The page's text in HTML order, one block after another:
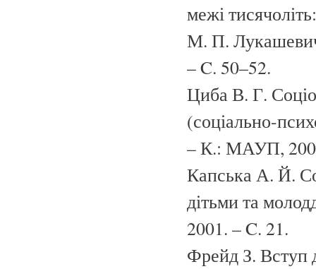
межі
М. П.
– C. 50–52.
Циба В. Г.
(соціально-
– К.: МАУП,
Капська А. Й.
дітьми та
2001. – C. 21.
Фрейд З. Вступ